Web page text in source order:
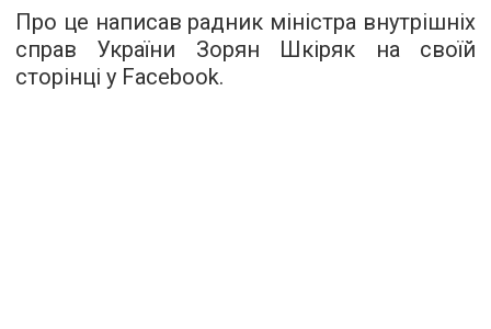
Про це написав радник міністра внутрішніх
справ України Зорян Шкіряк на своїй
сторінці у Facebook.